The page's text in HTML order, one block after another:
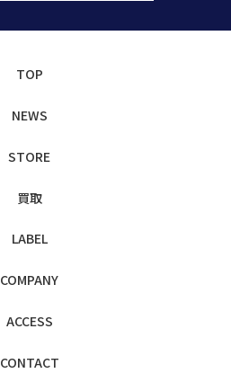
TOP
NEWS
STORE
買取
LABEL
COMPANY
ACCESS
CONTACT